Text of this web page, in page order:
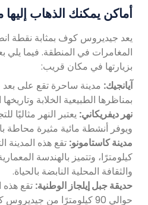
أماكن يمكنك الذهاب إليها
يعد جيديروس كوف بمثابة نقطة
المغامرات في المنطقة. فيما
بزيارتها في مكان قريب:
آيانجيك:
بمناظرها الطبيعية الخلابة وتاريخها
نهر ديفريكاني: يعتبر النهر مثاليًا
ويوفر أنشطة مائية مثيرة محاطة
مدينة كاستامونو:
كيلومترًا، وتتميز بالهندسة
والثقافة المحلية النابضة بالحياة.
حديقة جبل إيلجاز الوطنية: تقع هذه
حوالي 90 كيلومترًا من